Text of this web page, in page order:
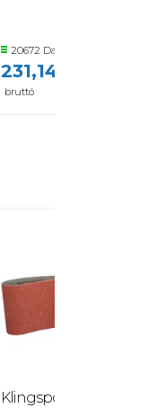
20672 Darab
231,14 Ft
bruttó
Klingspor szalag kézi